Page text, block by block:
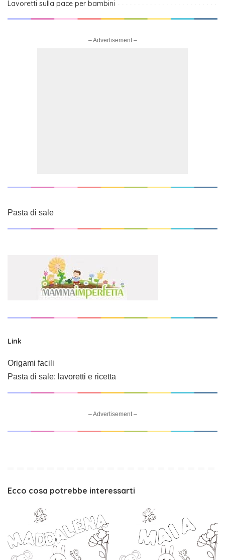
Lavoretti sulla pace per bambini
– Advertisement –
Pasta di sale
Link
Origami facili
Pasta di sale: lavoretti e ricetta
– Advertisement –
Ecco cosa potrebbe interessarti